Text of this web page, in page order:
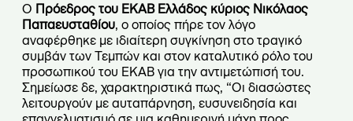
Ο Πρόεδρος του ΕΚΑΒ Ελλάδος κύριος Νικόλαος
Παπαευσταθίου, ο οποίος πήρε τον λόγο
αναφέρθηκε με ιδιαίτερη συγκίνηση στο τραγικό
συμβάν των Τεμπών και στον καταλυτικό ρόλο του
προσωπικού του ΕΚΑΒ για την αντιμετώπισή του.
Σημείωσε δε, χαρακτηριστικά πως, “Οι διασώστες
λειτουργούν με αυταπάρνηση, ευσυνειδησία και